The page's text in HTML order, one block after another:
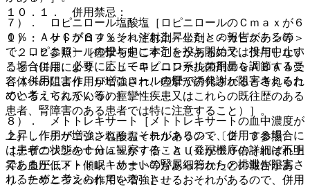
７）． ロピニロール塩酸塩［ロピニロールのＣｍａｘが６
０％・ＡＵＣが８４％それぞれ上昇したとの報告があるの
で、ロピニロールの投与中に本剤を投与開始又は投与中止す
る場合には、必要に応じてロピニロールの用量を調節するこ
と（併用により、ロピニロールの肝での代謝が阻害されるた
めと考えられている）］。
８）． メトトレキサート［メトトレキサートの血中濃度が
上昇し作用が増強されるおそれがあるので、併用する場合に
は患者の状態を十分に観察すること（発現機序の詳細は不明
であるが、メトトレキサートの腎尿細管からの排泄が阻害さ
れるためと考えられている）］。
１０．１． 併用禁忌：
１）． ケトプロフェン＜注射剤・坐剤＞＜カピステン等＞
〔２．２参照〕［痙攣を起こすことがあるので、併用しない
こと（併用により、ニューキノロン系抗菌剤のＧＡＢＡＡ受
容体への阻害作用が増強され、痙攣が誘発されると考えられ
ている；てんかん等の痙攣性疾患又はこれらの既往歴のある
患者、腎障害のある患者では特に注意すること）］。
２）． チザニジン塩酸塩＜テルネリン＞〔２．３参照〕
［チザニジンのＣｍａｘが７倍・ＡＵＣが１０倍それぞれ上
昇し血圧低下・傾眠・めまい等があらわれたとの報告があ
り、チザニジンの作用を増強させるおそれがあるので、併用